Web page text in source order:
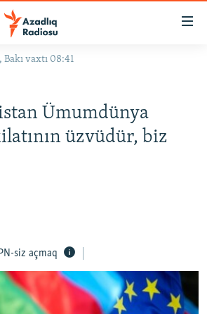
vaxtı 08:41
Ümumdünya
üzvüdür, biz
siz açmaq